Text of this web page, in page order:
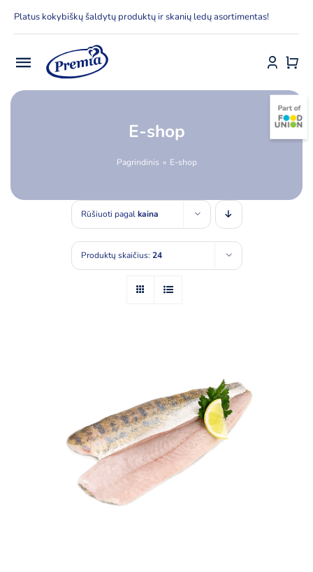
Platus kokybiškų šaldytų produktų ir skanių ledų asortimentas!
Toggle
Navigation
E-shop
Pagrindinis E-shop
Rūšiuoti pagalkaina
Produktų skaičius: 24